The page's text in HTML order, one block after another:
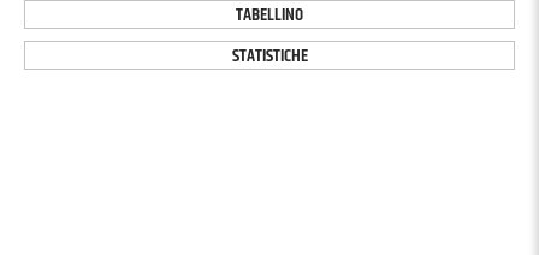
TABELLINO
STATISTICHE